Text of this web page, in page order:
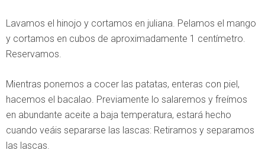
Lavamos el hinojo y cortamos en juliana. Pelamos el mango
y cortamos en cubos de aproximadamente 1 centímetro.
Reservamos.
Mientras ponemos a cocer las patatas, enteras con piel,
hacemos el bacalao. Previamente lo salaremos y freímos
en abundante aceite a baja temperatura, estará hecho
cuando veáis separarse las lascas: Retiramos y separamos
las lascas.